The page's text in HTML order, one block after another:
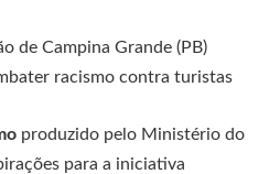
de Campina Grande (PB)
racismo contra turistas
produzido pelo Ministério do
para a iniciativa